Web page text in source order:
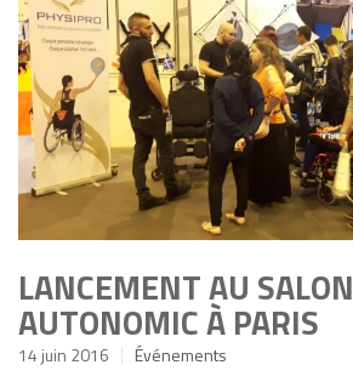
LANCEMENT AU SALON
AUTONOMIC À PARIS
14 juin 2016 Événements